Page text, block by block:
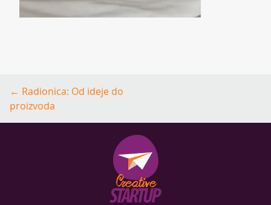
Post
navigation
← Radionica: Od ideje do
proizvoda